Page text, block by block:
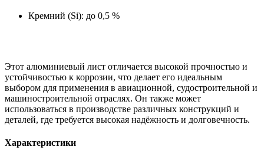
Кремний (Si): до 0,5 %
Этот алюминиевый лист отличается высокой прочностью и
устойчивостью к коррозии, что делает его идеальным
выбором для применения в авиационной, судостроительной и
машиностроительной отраслях. Он также может
использоваться в производстве различных конструкций и
деталей, где требуется высокая надёжность и долговечность.
Характеристики